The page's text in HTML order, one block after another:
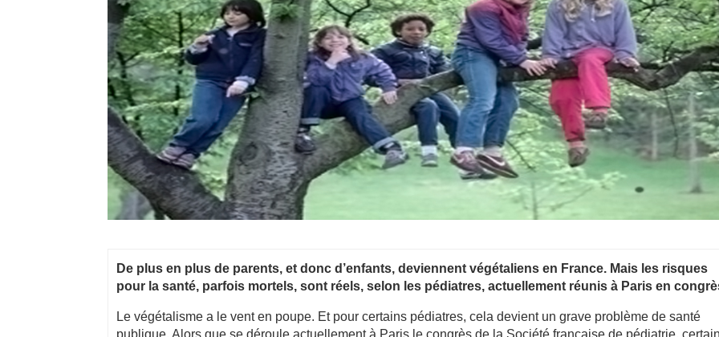
De plus en plus de parents, et donc d’enfants, deviennent végétaliens en France. Mais les risques
pour la santé, parfois mortels, sont réels, selon les pédiatres, actuellement réunis à Paris en
Le végétalisme a le vent en poupe. Et pour certains pédiatres, cela devient un grave problème de santé
publique. Alors que se déroule actuellement à Paris le congrès de la Société française de pédiatrie,